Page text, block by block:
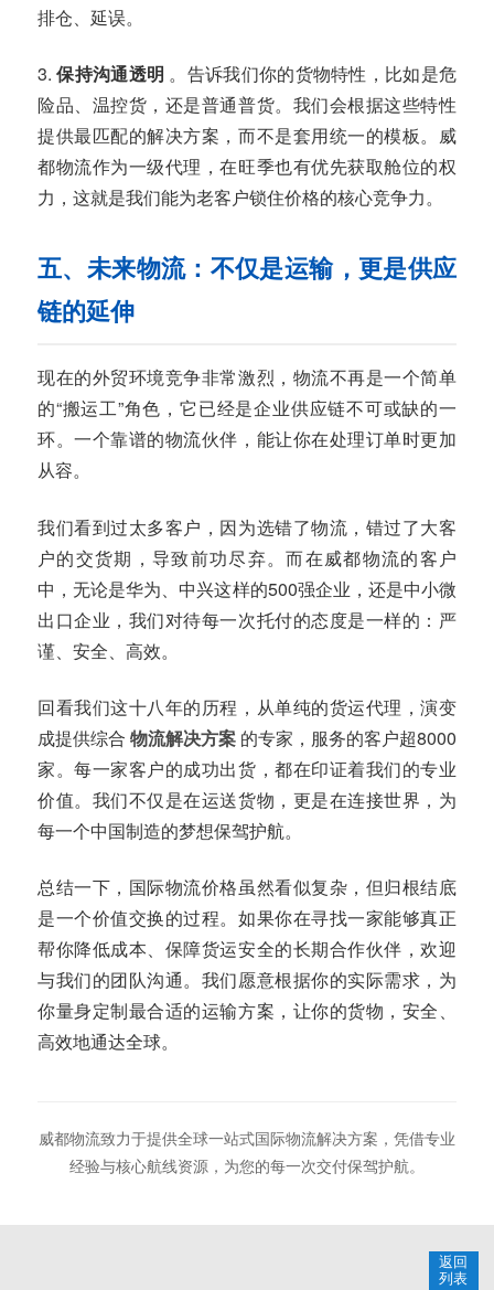
排仓、延误。
3.保持沟通透明 。告诉我们你的货物特性，比如是危
险品、温控货，还是普通普货。我们会根据这些特性
提供最匹配的解决方案，而不是套用统一的模板。威
都物流作为一级代理，在旺季也有优先获取舱位的权
力，这就是我们能为老客户锁住价格的核心竞争力。
五、未来物流：不仅是运输，更是供应
链的延伸
现在的外贸环境竞争非常激烈，物流不再是一个简单
的“搬运工”角色，它已经是企业供应链不可或缺的一
环。一个靠谱的物流伙伴，能让你在处理订单时更加
从容。
我们看到过太多客户，因为选错了物流，错过了大客
户的交货期，导致前功尽弃。而在威都物流的客户
中，无论是华为、中兴这样的500强企业，还是中小微
出口企业，我们对待每一次托付的态度是一样的：严
谨、安全、高效。
回看我们这十八年的历程，从单纯的货运代理，演变
成提供综合 物流解决方案 的专家，服务的客户超8000
家。每一家客户的成功出货，都在印证着我们的专业
价值。我们不仅是在运送货物，更是在连接世界，为
每一个中国制造的梦想保驾护航。
总结一下，国际物流价格虽然看似复杂，但归根结底
是一个价值交换的过程。如果你在寻找一家能够真正
帮你降低成本、保障货运安全的长期合作伙伴，欢迎
与我们的团队沟通。我们愿意根据你的实际需求，为
你量身定制最合适的运输方案，让你的货物，安全、
高效地通达全球。
威都物流致力于提供全球一站式国际物流解决方案，凭借专业
经验与核心航线资源，为您的每一次交付保驾护航。
返回
列表